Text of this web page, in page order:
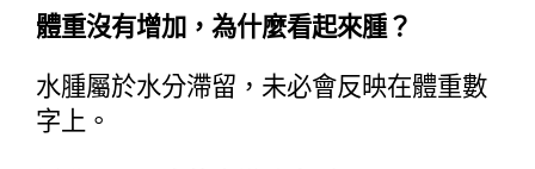
體重沒有增加，為什麼看起來腫？
水腫屬於水分滯留，未必會反映在體重數
字上。